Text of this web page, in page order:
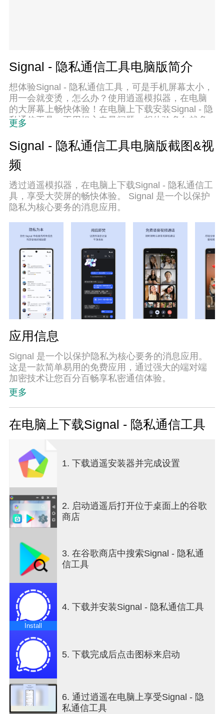
Signal - 隐私通信工具电脑版简介
想体验Signal - 隐私通信工具，可是手机屏幕太小，
用一会就变烫，怎么办？使用逍遥模拟器，在电脑
的大屏幕上畅快体验！在电脑上下载安装Signal - 隐
私通信工具，不用担心电量问题，想体验多久就多
验Signal - 隐私通信工具电脑版的好选择。完美的按
键映射系统让Signal - 隐私通信工具如PC端般运
行；强大的多开功能可同时使用多个应用；独家虚
运作。我们致力于不让设备限制您的体验，用起来
轻松高效，畅快无比！
更多
Signal - 隐私通信工具电脑版截图&视
频
透过逍遥模拟器，在电脑上下载Signal - 隐私通信工
具，享受大荧屏的畅快体验。 Signal 是一个以保护
隐私为核心要务的消息应用。
应用信息
Signal 是一个以保护隐私为核心要务的消息应用。
这是一款简单易用的免费应用，通过强大的端对端
加密技术让您百分百畅享私密通信体验。
量，因此您可以节省短信和彩信费用。
群组通话支持多达 50 人同时参与。
• 强大群聊可至多容纳 1000 人，让您轻松与人交
际。您可以在管理员权限设置中限定谁可以发帖，
并管理群组成员。
• 您可以尽情分享 24 小时后自动消失的限时图片、
隐私设置中调整。
• Signal 为保护您的隐私而生。我们不会收集您或您
的聊天对象的信息。我们开源的 Signal Protocol 决
定了我们无法读取您的消息或窃听您的通话。任何
人都不例外。这里没有后门，没有数据采集，也没
有妥协。
• Signal 是一个独立的非盈利平台；不一样的组织缔
造不一样的技术。我们是美国国内税收法第 501c3
条定义的非盈利组织，全凭用户捐款维持运营，无
广告商或投资商。
• 如需支持或存有疑问，或想要了解更多信息，请访
问： https://support.signal.org/
更多
在电脑上下载Signal - 隐私通信工具
1. 下载逍遥安装器并完成设置
2. 启动逍遥后打开位于桌面上的谷歌
商店
3. 在谷歌商店中搜索Signal - 隐私通
信工具
Install
4. 下载并安装Signal - 隐私通信工具
5. 下载完成后点击图标来启动
6. 通过逍遥在电脑上享受Signal - 隐
私通信工具